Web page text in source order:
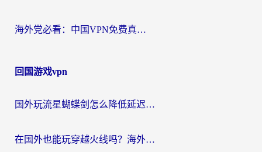
海外党必看：中国VPN免费真的靠谱吗？手把手教你选对回国加速器
回国游戏vpn
国外玩流星蝴蝶剑怎么降低延迟？海外党必看的加速秘籍（含欧洲鸣潮&彩虹岛优化攻略）
在国外也能玩穿越火线吗？海外玩家国服游戏畅玩终极指南